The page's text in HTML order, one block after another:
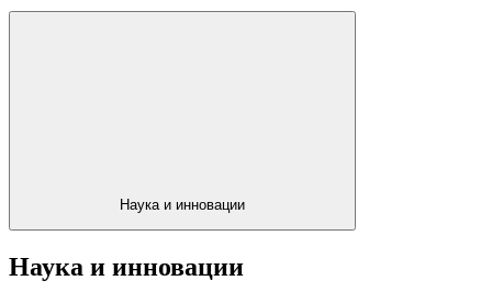
Наука и инновации
Наука и инновации